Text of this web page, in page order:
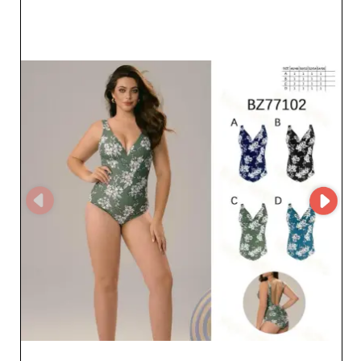
produit est finement sélectionné pour garantir
satisfaction et renouvellement constant de vos offres en
boutique. Que vos clientes soient à la recherche de
l'élégance d'une robe pour un soir ou de la légèreté des
maillots de bain pour une escapade en bord de mer,
YISHUN assure. Au-delà de la variété de sa gamme,
YISHUN est synonyme de fiabilité et d'engagement
envers ses partenaires professionnels. Profitez d’une
logistique efficace et d’un service client réactif toujours
prêt à répondre à vos besoins spécifiques. En choisissant
de collaborer avec YISHUN, vous optez pour une
solution sur-mesure qui boostera votre compétitivité sur
le marché. Optez pour YISHUN et transformez votre
expérience d’approvisionnement B2B en une véritable
valeur ajoutée pour votre entreprise. Avec YISHUN,
maîtrisez l’art de la mode féminine tout en sécurisant
vos avantages compétitifs.